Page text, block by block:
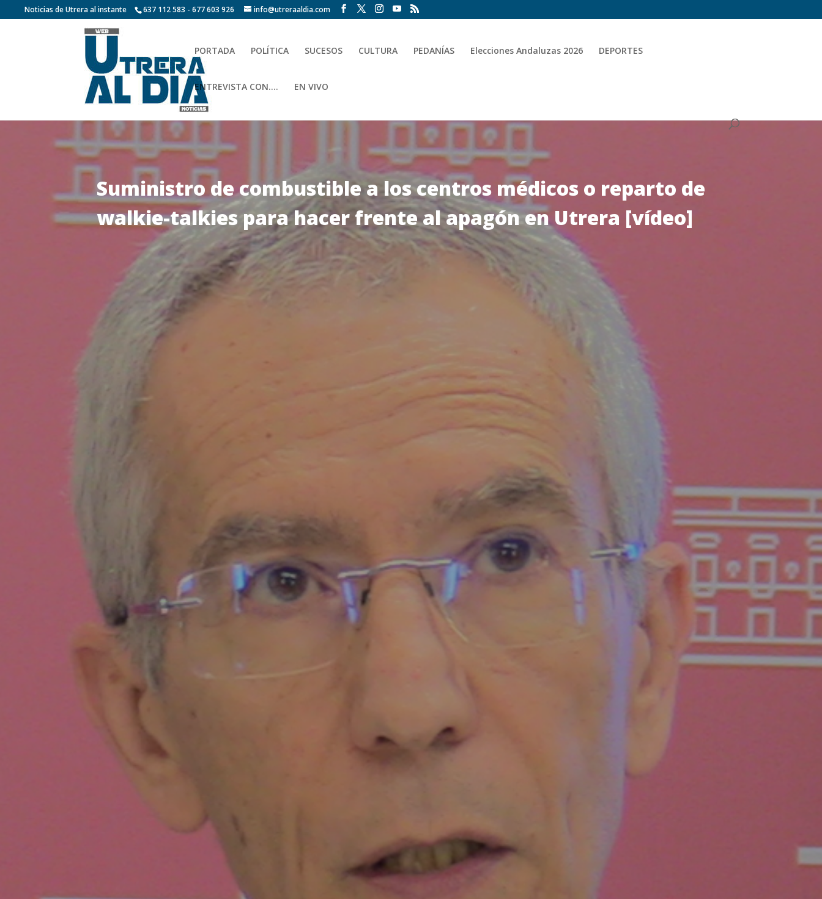
Noticias de Utrera al instante 637 112 583 - 677 603 926 info@utreraaldia.com
PORTADA POLÍTICA SUCESOS CULTURA PEDANÍAS Elecciones Andaluzas 2026 DEPORTES
ENTREVISTA CON…. EN VIVO
Suministro de combustible a los centros médicos o reparto de
walkie-talkies para hacer frente al apagón en Utrera [vídeo]